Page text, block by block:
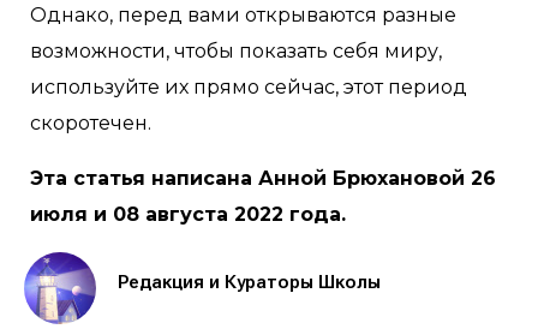
Однако, перед вами открываются разные
возможности, чтобы показать себя миру,
используйте их прямо сейчас, этот период
скоротечен.
Эта статья написана Анной Брюхановой 26
июля и 08 августа 2022 года.
Редакция и Кураторы Школы